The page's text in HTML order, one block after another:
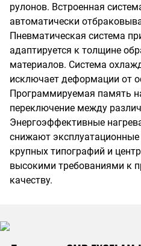
рулонов. Встроенная
автоматически
Пневматическая система
адаптируется к толщине
материалов. Система
исключает деформации от
Программируемая память
переключение между
Энергоэффективные
снижают
крупных типографий и
высокими требованиями к
качеству.